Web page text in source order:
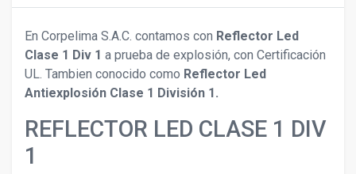
En Corpelima S.A.C. contamos con Reflector Led
Clase 1 Div 1 a prueba de explosión, con Certificación
UL. Tambien conocido como Reflector Led
Antiexplosión Clase 1 División 1.
REFLECTOR LED CLASE 1 DIV
1